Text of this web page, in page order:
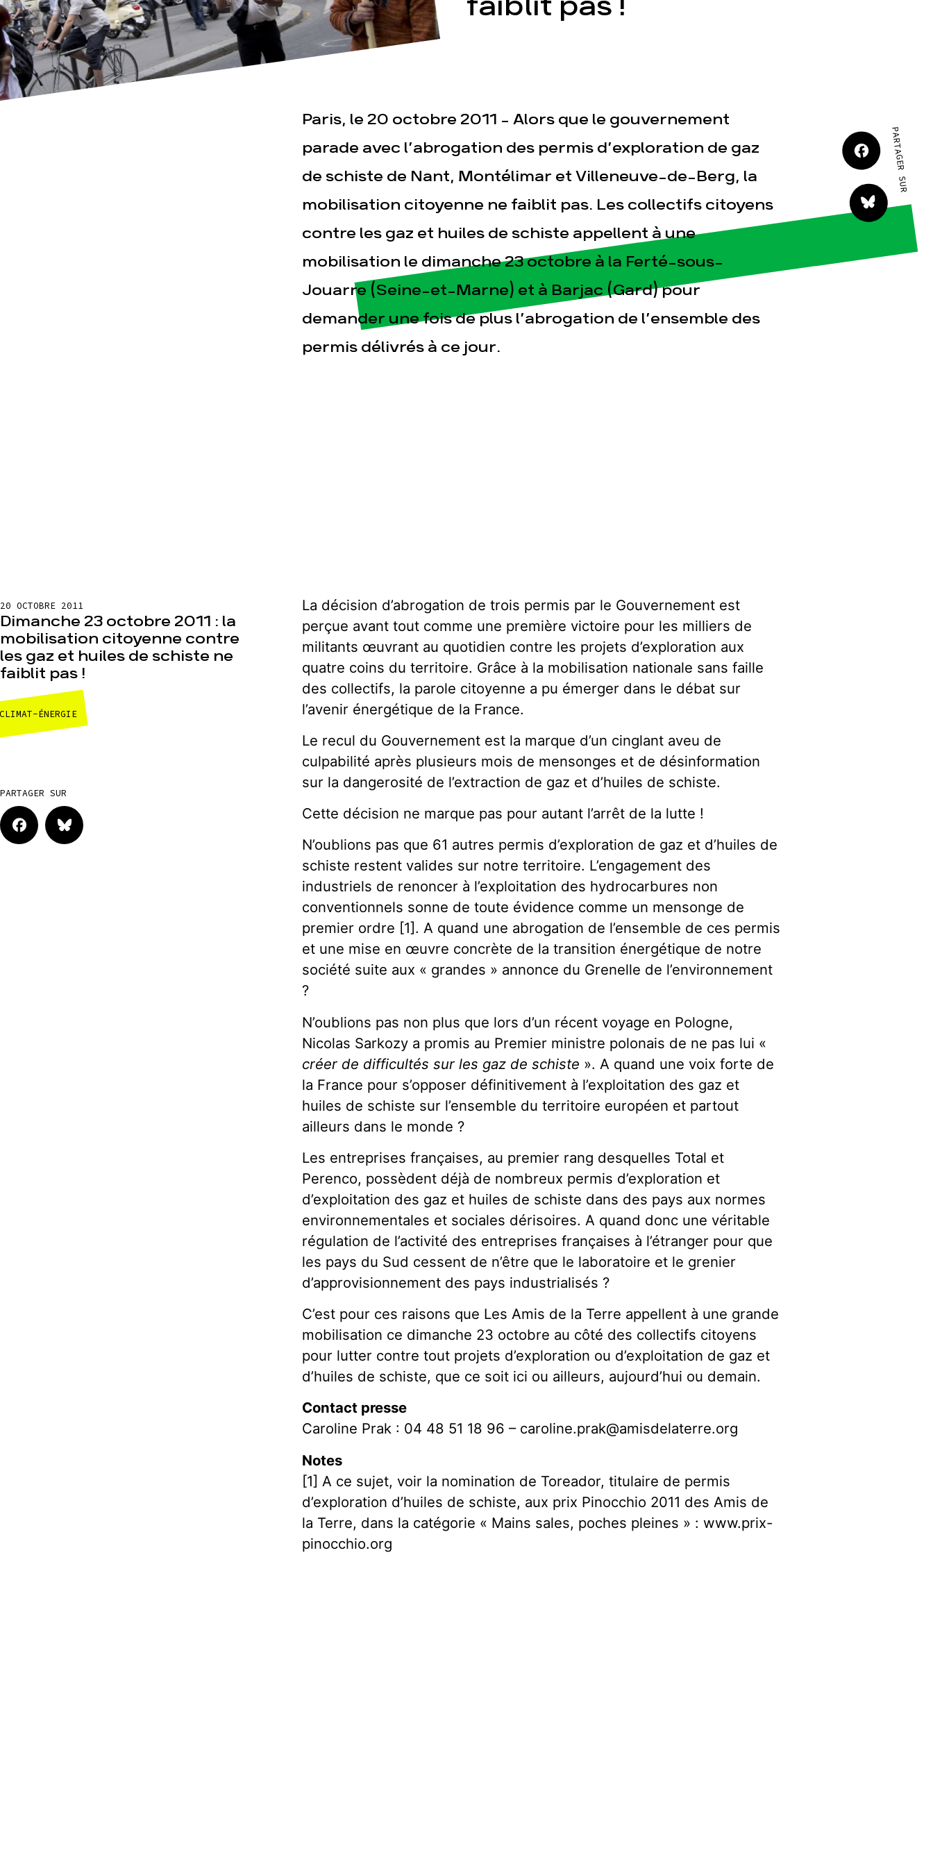
Espace presse Publications Contact
faiblit pas !
Paris, le 20 octobre 2011 – Alors que le gouvernement
parade avec l’abrogation des permis d’exploration de gaz
de schiste de Nant, Montélimar et Villeneuve-de-Berg, la
mobilisation citoyenne ne faiblit pas. Les collectifs citoyens
contre les gaz et huiles de schiste appellent à une
mobilisation le dimanche 23 octobre à la Ferté-sous-
Jouarre (Seine-et-Marne) et à Barjac (Gard) pour
demander une fois de plus l’abrogation de l’ensemble des
permis délivrés à ce jour.
PARTAGER SUR
20 OCTOBRE 2011
Dimanche 23 octobre 2011 : la
mobilisation citoyenne contre
les gaz et huiles de schiste ne
faiblit pas !
ÉNERGIE
PARTAGER SUR
La décision d’abrogation de trois permis par le Gouvernement est
perçue avant tout comme une première victoire pour les milliers de
militants œuvrant au quotidien contre les projets d’exploration aux
quatre coins du territoire. Grâce à la mobilisation nationale sans faille
des collectifs, la parole citoyenne a pu émerger dans le débat sur
l’avenir énergétique de la France.
Le recul du Gouvernement est la marque d’un cinglant aveu de
culpabilité après plusieurs mois de mensonges et de désinformation
sur la dangerosité de l’extraction de gaz et d’huiles de schiste.
Cette décision ne marque pas pour autant l’arrêt de la lutte !
N’oublions pas que 61 autres permis d’exploration de gaz et d’huiles de
schiste restent valides sur notre territoire. L’engagement des
industriels de renoncer à l’exploitation des hydrocarbures non
conventionnels sonne de toute évidence comme un mensonge de
premier ordre [1]. A quand une abrogation de l’ensemble de ces permis
et une mise en œuvre concrète de la transition énergétique de notre
société suite aux « grandes » annonce du Grenelle de l’environnement
?
N’oublions pas non plus que lors d’un récent voyage en Pologne,
Nicolas Sarkozy a promis au Premier ministre polonais de ne pas lui «
créer de difficultés sur les gaz de schiste ». A quand une voix forte de
la France pour s’opposer définitivement à l’exploitation des gaz et
huiles de schiste sur l’ensemble du territoire européen et partout
ailleurs dans le monde ?
Les entreprises françaises, au premier rang desquelles Total et
Perenco, possèdent déjà de nombreux permis d’exploration et
d’exploitation des gaz et huiles de schiste dans des pays aux normes
environnementales et sociales dérisoires. A quand donc une véritable
régulation de l’activité des entreprises françaises à l’étranger pour que
les pays du Sud cessent de n’être que le laboratoire et le grenier
d’approvisionnement des pays industrialisés ?
C’est pour ces raisons que Les Amis de la Terre appellent à une grande
mobilisation ce dimanche 23 octobre au côté des collectifs citoyens
pour lutter contre tout projets d’exploration ou d’exploitation de gaz et
d’huiles de schiste, que ce soit ici ou ailleurs, aujourd’hui ou demain.
Contact presse
Caroline Prak : 04 48 51 18 96 – caroline.prak@amisdelaterre.org
Notes
[1] A ce sujet, voir la nomination de Toreador, titulaire de permis
d’exploration d’huiles de schiste, aux prix Pinocchio 2011 des Amis de
la Terre, dans la catégorie « Mains sales, poches pleines » : www.prix-
pinocchio.org